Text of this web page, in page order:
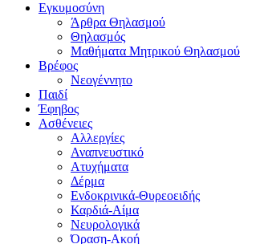
Εγκυμοσύνη
Άρθρα Θηλασμού
Θηλασμός
Μαθήματα Μητρικού Θηλασμού
Βρέφος
Νεογέννητο
Παιδί
Έφηβος
Ασθένειες
Αλλεργίες
Αναπνευστικό
Ατυχήματα
Δέρμα
Ενδοκρινικά-Θυρεοειδής
Καρδιά-Αίμα
Νευρολογικά
Όραση-Ακοή